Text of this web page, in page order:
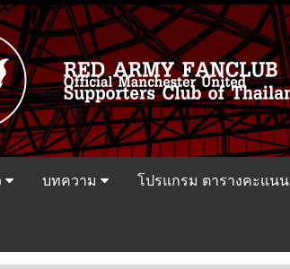
บทความ โปรแกรม ตารางคะแนน